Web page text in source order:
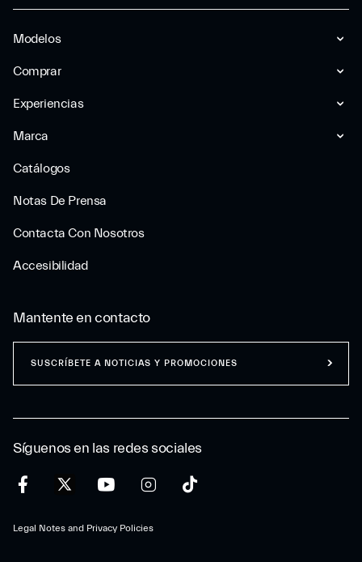
Modelos
Comprar
Experiencias
Marca
Catálogos
Notas De Prensa
Contacta Con Nosotros
Accesibilidad
Síguenos en las redes sociales
Legal Notes and Privacy Policies
Mantente en contacto
SUSCRÍBETE A NOTICIAS Y PROMOCIONES